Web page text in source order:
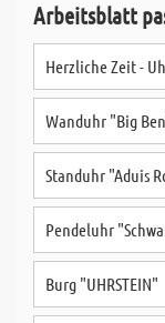
Arbeitsblatt
Herzliche Zeit -
Wanduhr "Big
Standuhr "Aduis
Pendeluhr
Burg "UHRSTEIN"